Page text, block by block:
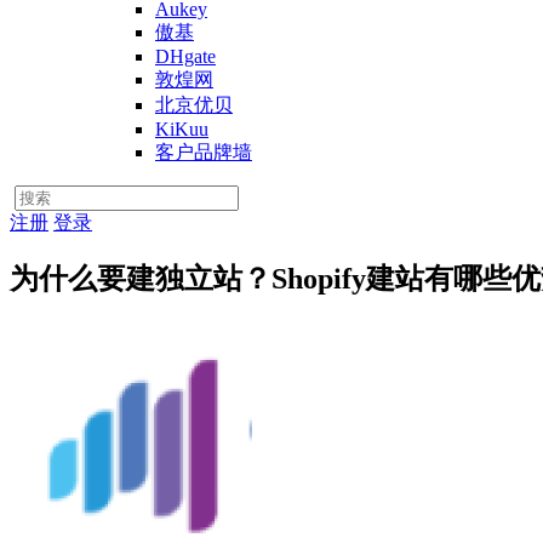
Aukey
傲基
DHgate
敦煌网
北京优贝
KiKuu
客户品牌墙
注册 登录
为什么要建独立站？Shopify建站有哪些